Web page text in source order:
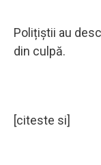
Polițiștii au
din culpă.
[citeste si]